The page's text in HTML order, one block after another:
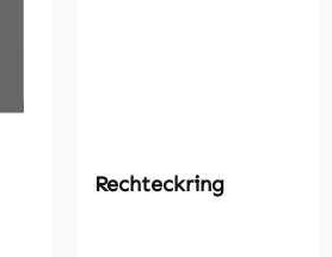
Rechteckring